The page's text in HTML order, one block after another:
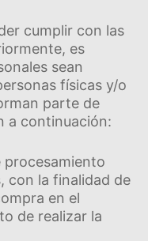
cumplir con las
es
sean
fí­sicas y/o
parte de
a continuación:
procesamiento
con la finalidad de
en el
de realizar la